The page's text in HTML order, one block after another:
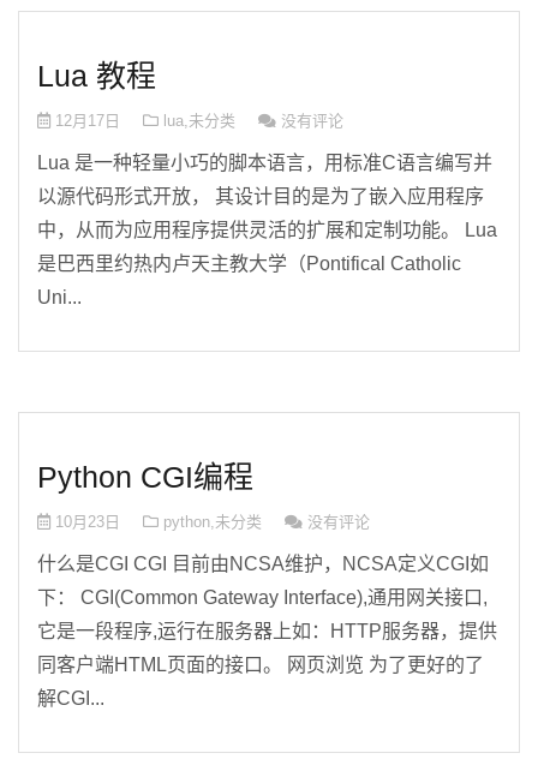
Lua 教程
12月17日 lua,未分类 没有评论
Lua 是一种轻量小巧的脚本语言，用标准C语言编写并
以源代码形式开放， 其设计目的是为了嵌入应用程序
中，从而为应用程序提供灵活的扩展和定制功能。 Lua
是巴西里约热内卢天主教大学（Pontifical Catholic
Uni...
Python CGI编程
10月23日 python,未分类 没有评论
什么是CGI CGI 目前由NCSA维护，NCSA定义CGI如
下： CGI(Common Gateway Interface),通用网关接口,
它是一段程序,运行在服务器上如：HTTP服务器，提供
同客户端HTML页面的接口。 网页浏览 为了更好的了
解CGI...